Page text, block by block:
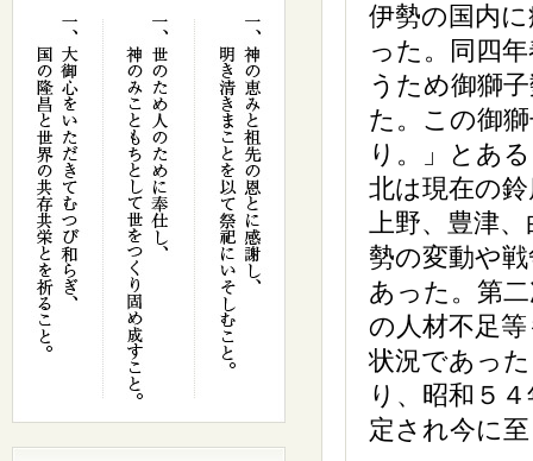
伊勢の国内
った。同四
うため御獅
た。この御
り。」とあ
北は現在の
上野、豊津
勢の変動や
あった。第
の人材不足
状況であっ
り、昭和５
定され今に